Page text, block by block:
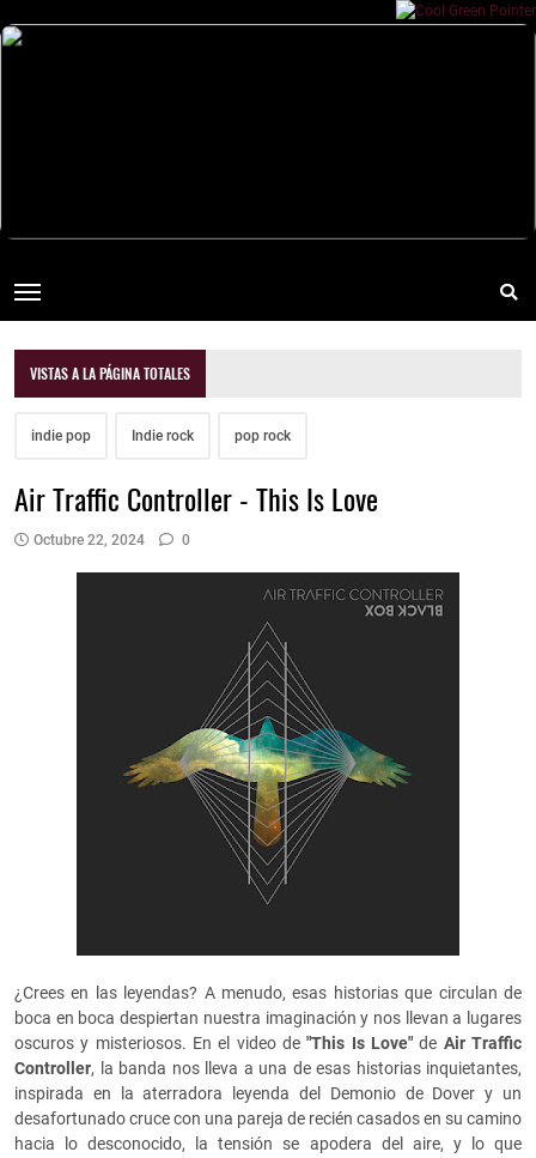
VISTAS A LA PÁGINA TOTALES
indie pop Indie rock pop rock
Air Traffic Controller - This Is Love
Octubre 22, 2024 0
¿Crees en las leyendas? A menudo, esas historias que circulan de
boca en boca despiertan nuestra imaginación y nos llevan a lugares
oscuros y misteriosos. En el video de"This Is Love"de Air Traffic
Controller, la banda nos lleva a una de esas historias inquietantes,
inspirada en la aterradora leyenda del Demonio de Dover y un
desafortunado cruce con una pareja de recién casados en su camino
hacia lo desconocido, la tensión se apodera del aire, y lo que